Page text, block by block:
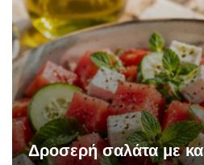
Δροσερή σαλάτα με